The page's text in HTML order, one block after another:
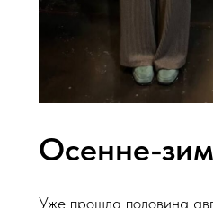
Осенне-
Уже прошла половина